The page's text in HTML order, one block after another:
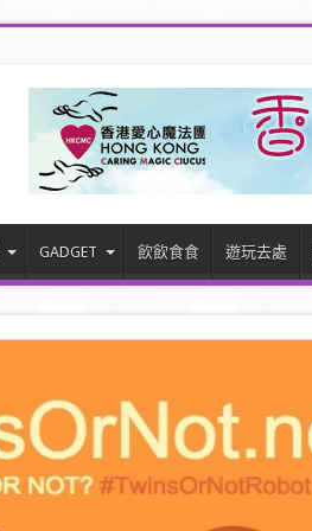
GADGET 飲飲食食 遊玩去處